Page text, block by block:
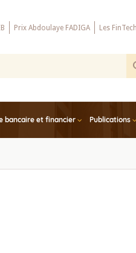
Prix Abdoulaye FADIGA Les
bancaire et financier Publications